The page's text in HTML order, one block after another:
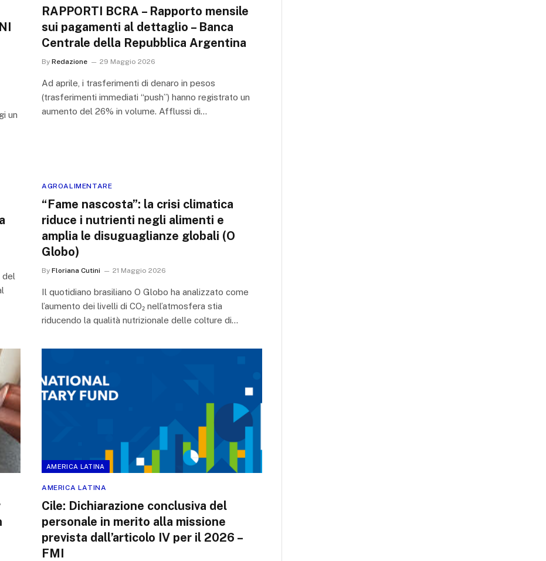
un
RAPPORTI BCRA – Rapporto mensile
sui pagamenti al dettaglio – Banca
Centrale della Repubblica Argentina
By Redazione 29 Maggio 2026
Ad aprile, i trasferimenti di denaro in pesos
(trasferimenti immediati “push”) hanno registrato un
aumento del 26% in volume. Afflussi di…
del
AGROALIMENTARE
“Fame nascosta”: la crisi climatica
riduce i nutrienti negli alimenti e
amplia le disuguaglianze globali (O
Globo)
By Floriana Cutini 21 Maggio 2026
Il quotidiano brasiliano O Globo ha analizzato come
l’aumento dei livelli di CO₂ nell’atmosfera stia
riducendo la qualità nutrizionale delle colture di…
AMERICA LATINA
AMERICA LATINA
Cile: Dichiarazione conclusiva del
personale in merito alla missione
prevista dall’articolo IV per il 2026 –
FMI